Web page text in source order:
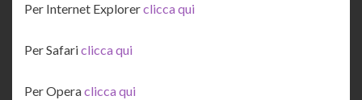
Per Internet Explorerclicca qui
Per Safariclicca qui
Per Operaclicca qui